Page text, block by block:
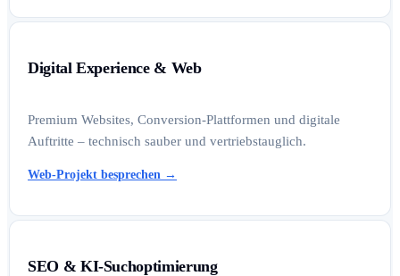
Digital Experience & Web
Premium Websites, Conversion-Plattformen und digitale
Auftritte – technisch sauber und vertriebstauglich.
Web-Projekt besprechen →
SEO & KI-Suchoptimierung